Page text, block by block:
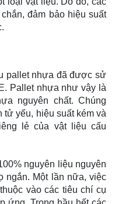
đảm bảo hiệu suất
pallet nhựa đã được sử
Pallet nhựa như vậy là
nguyên chất. Chúng
yếu, hiệu suất kém và
lẻ của vật liệu cấu
nguyên liệu nguyên
ngắn. Một lần nữa, việc
vào các tiêu chí cụ